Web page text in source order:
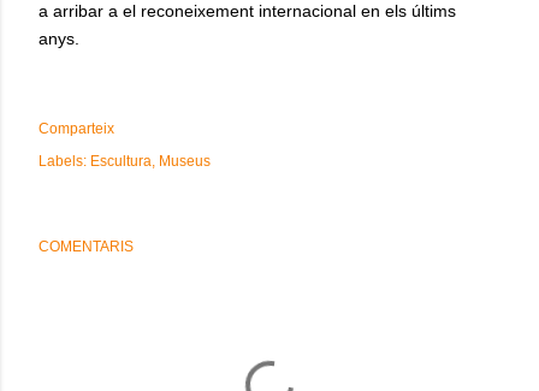
a arribar a el reconeixement internacional en els últims
anys.
Comparteix
Labels: Escultura Museus
COMENTARIS